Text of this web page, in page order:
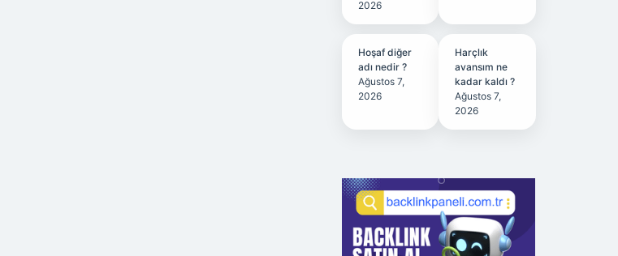
2026
Hoşaf diğer
adı nedir ?
Ağustos 7,
2026
Harçlık
avansım ne
kadar kaldı ?
Ağustos 7,
2026